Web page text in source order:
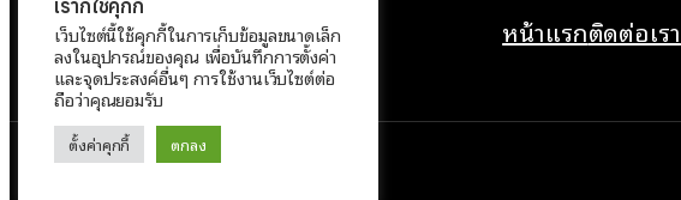
หน้าแรกติดต่อเรา
เราก็ใช้คุกกี้
เว็บไซต์นี้ใช้คุกกี้ในการเก็บข้อมูลขนาดเล็ก
ลงในอุปกรณ์ของคุณ เพื่อบันทึกการตั้งค่า
และจุดประสงค์อื่นๆ การใช้งานเว็บไซต์ต่อ
ถือว่าคุณยอมรับ
ตั้งค่าคุกกี้ ตกลง